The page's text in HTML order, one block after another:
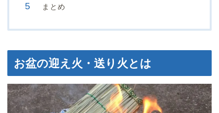
まとめ
お盆の迎え火・送り火とは